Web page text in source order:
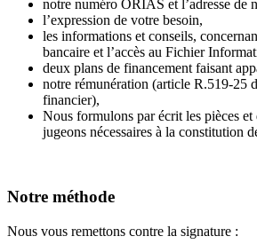
notre numéro ORIAS et l’adresse de
l’expression de votre besoin,
les informations et conseils,
bancaire et l’accès au Fichier
deux plans de financement faisant
notre rémunération (article R.519-25
financier),
Nous formulons par écrit les pièces et
jugeons nécessaires à la constitution
Notre méthode
Nous vous remettons contre la signature :